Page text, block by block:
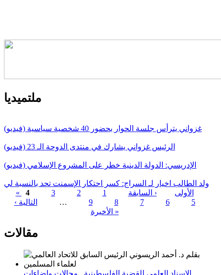
ملتميديا
غزواني يترأس جلسة الحوار بحضور 40 شخصية سياسية (فيديو)
الرئيس غزواني يشارك في منتدى الدوحة الـ 23 (فيديو)
الإدريسي: الدولة الدينية خطر على المشروع الإسلامي (فيديو)
ولد الطالب اخيار لـ السراج: كسر احتكار الإسمنت تحد بالنسبة لي
الصفحات
« الأولى ‹ السابقة 1
2
3
4
5
6
7
8
9
…
التالية ›
الأخيرة »
مقالات
الإسناد العلمي للقضية الفلسطينية_ مجالات وإضاءات